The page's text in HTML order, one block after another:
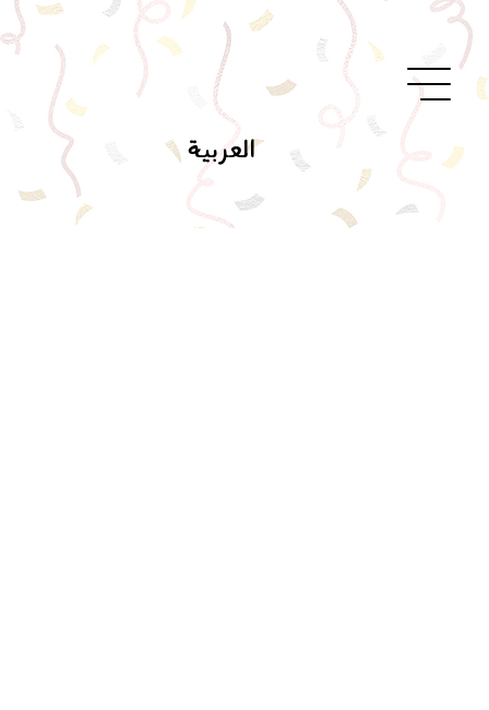
العربية